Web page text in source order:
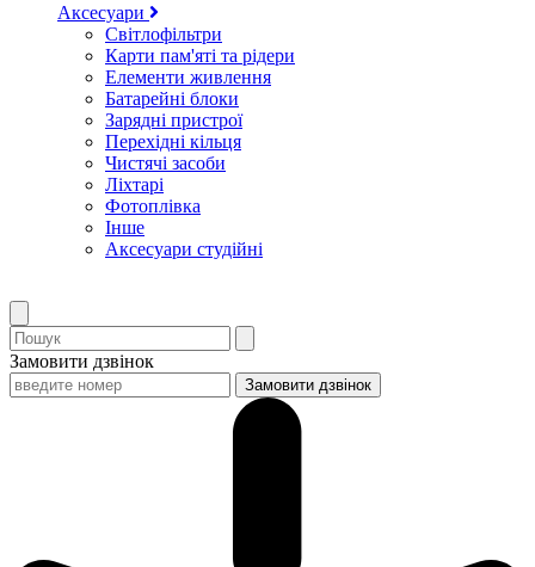
Аксесуари
Світлофільтри
Карти пам'яті та рідери
Елементи живлення
Батарейні блоки
Зарядні пристрої
Перехідні кільця
Чистячі засоби
Ліхтарі
Фотоплівка
Інше
Аксесуари студійні
Замовити дзвінок